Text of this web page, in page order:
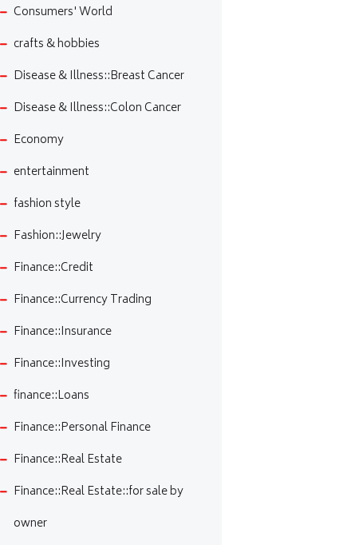
Consumers' World
crafts & hobbies
Disease & Illness::Breast Cancer
Disease & Illness::Colon Cancer
Economy
entertainment
fashion style
Fashion::Jewelry
Finance::Credit
Finance::Currency Trading
Finance::Insurance
Finance::Investing
finance::Loans
Finance::Personal Finance
Finance::Real Estate
Finance::Real Estate::for sale by
owner